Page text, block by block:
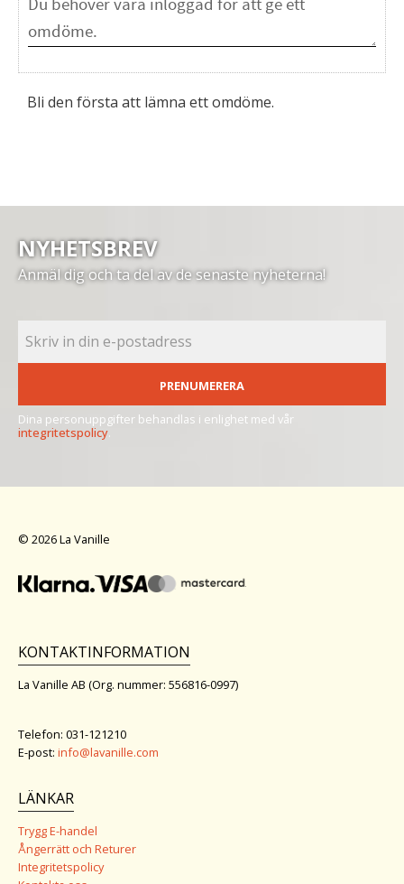
Bli den första att lämna ett omdöme.
NYHETSBREV
Anmäl dig och ta del av de senaste nyheterna!
PRENUMERERA
Dina personuppgifter behandlas i enlighet med vår
integritetspolicy.
© 2026 La Vanille
KONTAKTINFORMATION
La Vanille AB (Org. nummer: 556816-0997)
Telefon: 031-121210
E-post: info@lavanille.com
LÄNKAR
Trygg E-handel
Ångerrätt och Returer
Integritetspolicy